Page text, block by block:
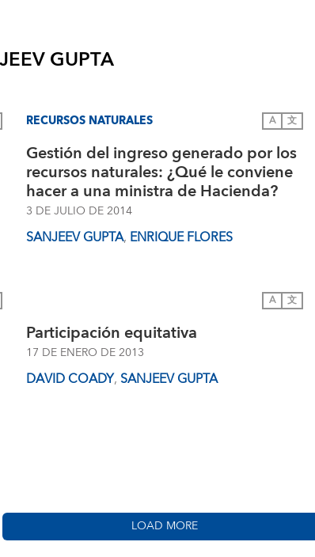
GUPTA
RECURSOS NATURALES A 文
Gestión del ingreso generado por los
recursos naturales: ¿Qué le conviene
hacer a una ministra de Hacienda?
3 DE JULIO DE 2014
SANJEEV GUPTA, ENRIQUE FLORES
A 文
Participación equitativa
17 DE ENERO DE 2013
DAVID COADY, SANJEEV GUPTA
LOAD MORE